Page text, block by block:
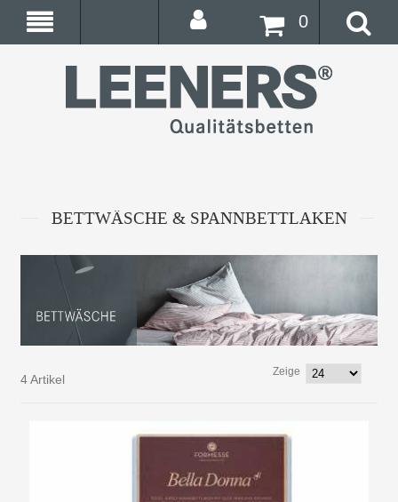
0
BETTWÄSCHE & SPANNBETTLAKEN
4 Artikel
Zeige